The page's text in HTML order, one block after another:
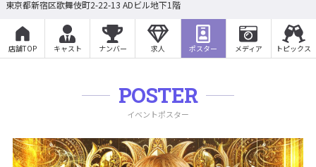
東京都新宿区歌舞伎町2-22-13 ADビル地下1階
店舗TOP キャスト ナンバー 求人 ポスター メディア トピックス
POSTER
イベントポスター